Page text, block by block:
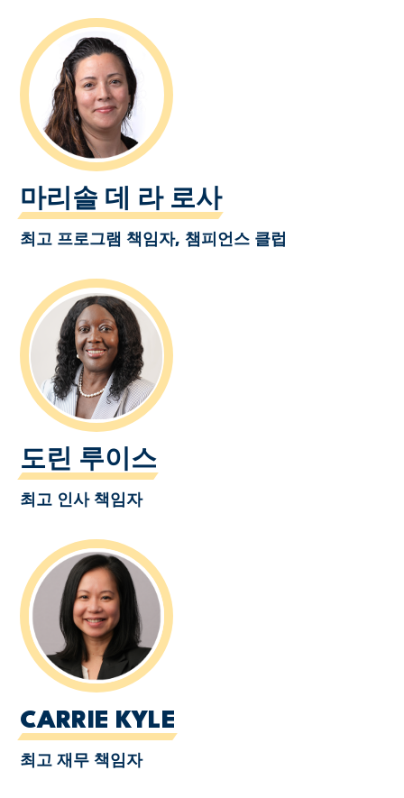
마리솔 데 라 로사
최고 프로그램 책임자, 챔피언스 클럽
도린 루이스
최고 인사 책임자
CARRIE KYLE
최고 재무 책임자